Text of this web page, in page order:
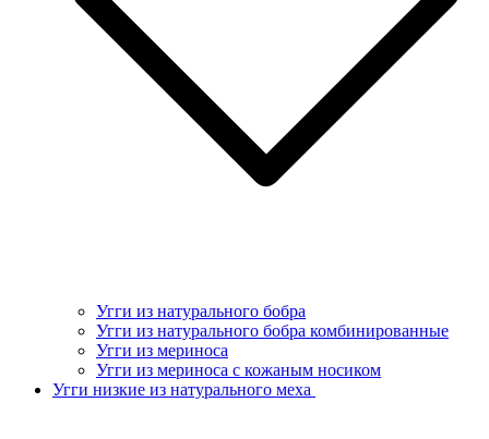
Угги из натурального бобра
Угги из натурального бобра комбинированные
Угги из мериноса
Угги из мериноса с кожаным носиком
Угги низкие из натурального меха